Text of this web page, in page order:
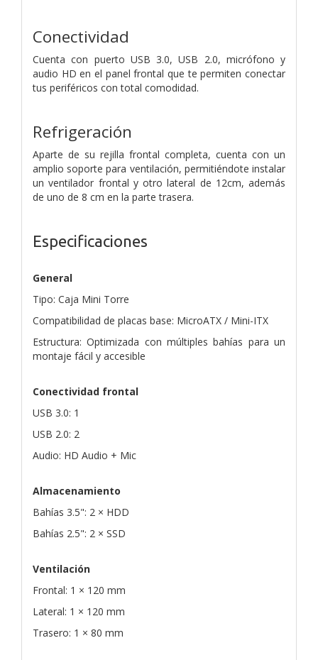
Conectividad
Cuenta con puerto USB 3.0, USB 2.0, micrófono y
audio HD en el panel frontal que te permiten conectar
tus periféricos con total comodidad.
Refrigeración
Aparte de su rejilla frontal completa, cuenta con un
amplio soporte para ventilación, permitiéndote instalar
un ventilador frontal y otro lateral de 12cm, además
de uno de 8 cm en la parte trasera.
Especificaciones
General
Tipo: Caja Mini Torre
Compatibilidad de placas base: MicroATX / Mini-ITX
Estructura: Optimizada con múltiples bahías para un
montaje fácil y accesible
Conectividad frontal
USB 3.0: 1
USB 2.0: 2
Audio: HD Audio + Mic
Almacenamiento
Bahías 3.5": 2 × HDD
Bahías 2.5": 2 × SSD
Ventilación
Frontal: 1 × 120 mm
Lateral: 1 × 120 mm
Trasero: 1 × 80 mm